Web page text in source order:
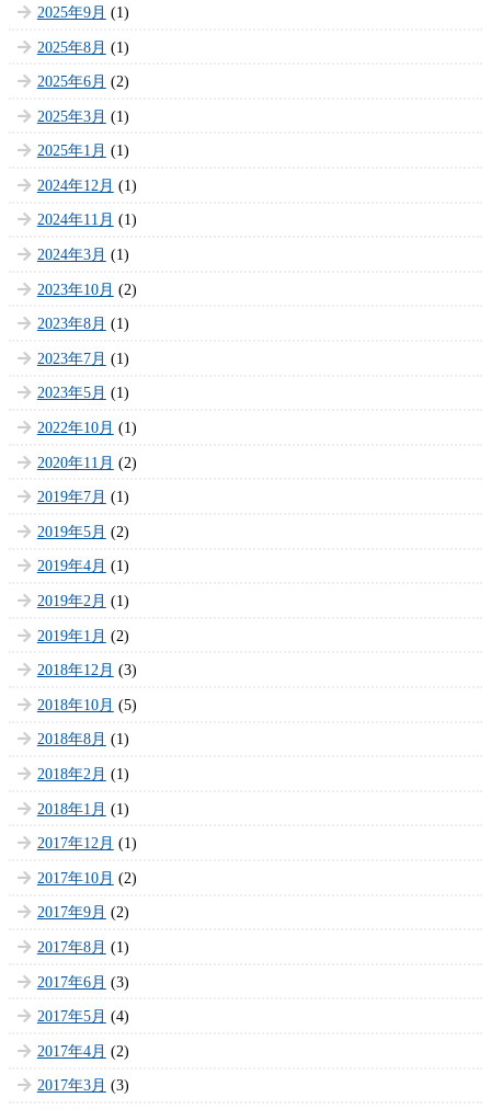
2025年9月 (1)
2025年8月 (1)
2025年6月 (2)
2025年3月 (1)
2025年1月 (1)
2024年12月 (1)
2024年11月 (1)
2024年3月 (1)
2023年10月 (2)
2023年8月 (1)
2023年7月 (1)
2023年5月 (1)
2022年10月 (1)
2020年11月 (2)
2019年7月 (1)
2019年5月 (2)
2019年4月 (1)
2019年2月 (1)
2019年1月 (2)
2018年12月 (3)
2018年10月 (5)
2018年8月 (1)
2018年2月 (1)
2018年1月 (1)
2017年12月 (1)
2017年10月 (2)
2017年9月 (2)
2017年8月 (1)
2017年6月 (3)
2017年5月 (4)
2017年4月 (2)
2017年3月 (3)